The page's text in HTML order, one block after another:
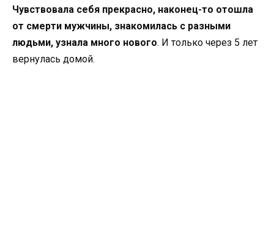
Чувствовала себя прекрасно, наконец-то отошла
от смерти мужчины, знакомилась с разными
людьми, узнала много нового. И только через 5 лет
вернулась домой.